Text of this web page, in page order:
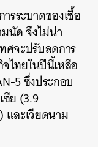
รระบาดของเชื้อ
นัด จึงไม่น่า
ศจะปรับลดการ
ไทยในปีนี้เหลือ
5 ซึ่งประกอบ
ซีย (3.9
และเวียดนาม